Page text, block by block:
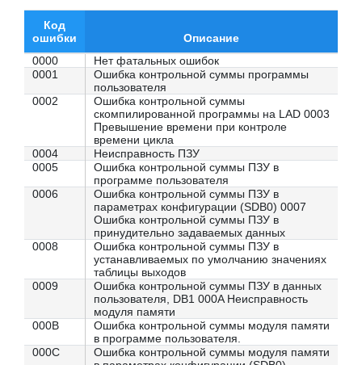
Код
ошибки
Описание
0000
Нет фатальных ошибок
0001
Ошибка контрольной суммы программы
пользователя
0002
Ошибка контрольной суммы
скомпилированной программы на LAD 0003
Превышение времени при контроле
времени цикла
0004
Неисправность ПЗУ
0005
Ошибка контрольной суммы ПЗУ в
программе пользователя
0006
Ошибка контрольной суммы ПЗУ в
параметрах конфигурации (SDB0) 0007
Ошибка контрольной суммы ПЗУ в
принудительно задаваемых данных
0008
Ошибка контрольной суммы ПЗУ в
устанавливаемых по умолчанию значениях
таблицы выходов
0009
Ошибка контрольной суммы ПЗУ в данных
пользователя, DB1 000A Неисправность
модуля памяти
000B
Ошибка контрольной суммы модуля памяти
в программе пользователя.
000C
Ошибка контрольной суммы модуля памяти